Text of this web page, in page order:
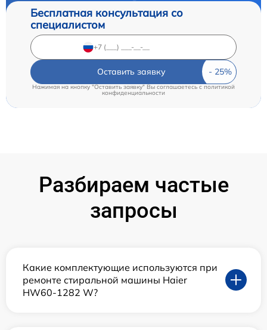
Бесплатная консультация со
специалистом
Оставить заявку
Нажимая на кнопку "Оставить заявку" Вы соглашаетесь cполитикой
конфиденциальности
Разбираем частые
запросы
Какие комплектующие используются при
ремонте стиральной машины Haier
HW60-1282 W?